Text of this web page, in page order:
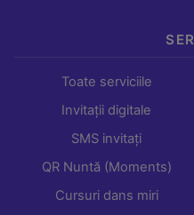
Toate serviciile
Invitații digitale
SMS invitați
QR Nuntă (Moments)
Cursuri dans miri